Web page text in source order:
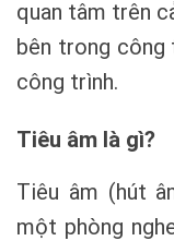
quan tâm trên
bên trong công
công trình.
Tiêu âm là gì?
Tiêu âm (hút
một phòng